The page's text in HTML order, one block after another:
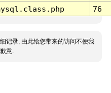
76
记录, 由此给您带来的访问不便我
意.